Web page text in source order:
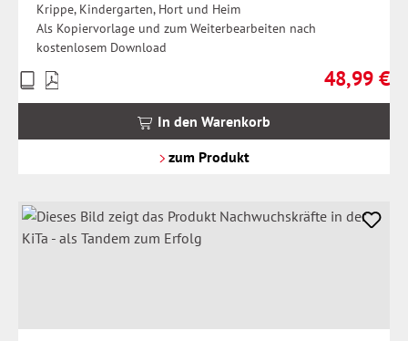
Krippe, Kindergarten, Hort und Heim
Als Kopiervorlage und zum Weiterbearbeiten nach
kostenlosem Download
Regulärer
48,99 €
Preise
inkl.
In den Warenkorb
zum Produkt